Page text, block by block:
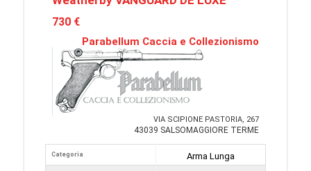
730 €
Parabellum Caccia e Collezionismo
VIA SCIPIONE PASTORIA, 267
43039 SALSOMAGGIORE TERME
Categoria
Arma Lunga